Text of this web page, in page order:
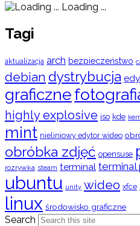
Loading ...
Tagi
aktualizacja arch bezpieczeństwo
debian dystrybucja
graficzne
highly explosive iso kde
mint nieliniowy edytor wideo
obróbka zdjęć opensuse
rozrywka steam terminal terminal
ubuntu unity wideo xfce
linux środowisko graficzne
Search